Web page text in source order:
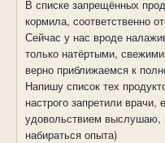
В списке запрещённых
кормила, соответственно
Сейчас у нас вроде
только натёртыми,
верно приближаемся к
Напишу список тех
настрого запретили врачи,
удовольствием
набираться опыта)